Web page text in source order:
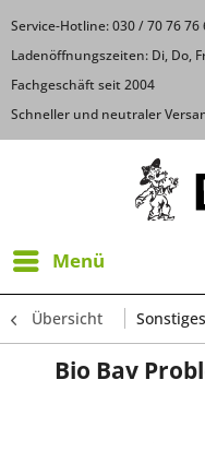
Service-Hotline: 030 / 70 76 76
Ladenöffnungszeiten: Di, Do,
Fachgeschäft seit 2004
Schneller und neutraler
Menü
Übersicht Sonstiges
Bio Bav